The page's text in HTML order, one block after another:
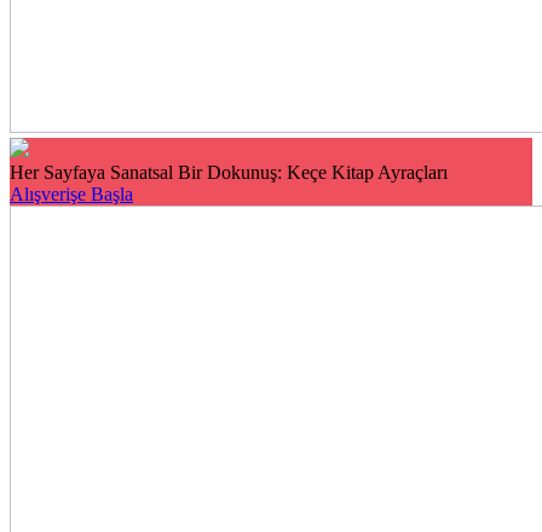
Her Sayfaya Sanatsal Bir Dokunuş: Keçe Kitap Ayraçları
Alışverişe Başla